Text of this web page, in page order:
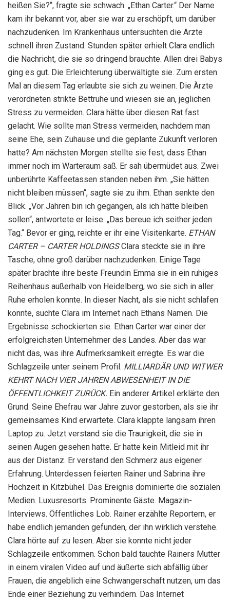
heißen Sie?“, fragte sie schwach. „Ethan Carter.“ Der Name
kam ihr bekannt vor, aber sie war zu erschöpft, um darüber
nachzudenken. Im Krankenhaus untersuchten die Ärzte
schnell ihren Zustand. Stunden später erhielt Clara endlich
die Nachricht, die sie so dringend brauchte. Allen drei Babys
ging es gut. Die Erleichterung überwältigte sie. Zum ersten
Mal an diesem Tag erlaubte sie sich zu weinen. Die Ärzte
verordneten strikte Bettruhe und wiesen sie an, jeglichen
Stress zu vermeiden. Clara hätte über diesen Rat fast
gelacht. Wie sollte man Stress vermeiden, nachdem man
seine Ehe, sein Zuhause und die geplante Zukunft verloren
hatte? Am nächsten Morgen stellte sie fest, dass Ethan
immer noch im Warteraum saß. Er sah übermüdet aus. Zwei
unberührte Kaffeetassen standen neben ihm. „Sie hätten
nicht bleiben müssen“, sagte sie zu ihm. Ethan senkte den
Blick. „Vor Jahren bin ich gegangen, als ich hätte bleiben
sollen“, antwortete er leise. „Das bereue ich seither jeden
Tag.“ Bevor er ging, reichte er ihr eine Visitenkarte. ETHAN
CARTER – CARTER HOLDINGSClara steckte sie in ihre
Tasche, ohne groß darüber nachzudenken. Einige Tage
später brachte ihre beste Freundin Emma sie in ein ruhiges
Reihenhaus außerhalb von Heidelberg, wo sie sich in aller
Ruhe erholen konnte. In dieser Nacht, als sie nicht schlafen
konnte, suchte Clara im Internet nach Ethans Namen. Die
Ergebnisse schockierten sie. Ethan Carter war einer der
erfolgreichsten Unternehmer des Landes. Aber das war
nicht das, was ihre Aufmerksamkeit erregte. Es war die
Schlagzeile unter seinem Profil. MILLIARDÄR UND WITWER
KEHRT NACH VIER JAHREN ABWESENHEIT IN DIE
ÖFFENTLICHKEIT ZURÜCK. Ein anderer Artikel erklärte den
Grund. Seine Ehefrau war Jahre zuvor gestorben, als sie ihr
gemeinsames Kind erwartete. Clara klappte langsam ihren
Laptop zu. Jetzt verstand sie die Traurigkeit, die sie in
seinen Augen gesehen hatte. Er hatte kein Mitleid mit ihr
aus der Distanz. Er verstand den Schmerz aus eigener
Erfahrung. Unterdessen feierten Rainer und Sabrina ihre
Hochzeit in Kitzbühel. Das Ereignis dominierte die sozialen
Medien. Luxusresorts. Prominente Gäste. Magazin-
Interviews. Öffentliches Lob. Rainer erzählte Reportern, er
habe endlich jemanden gefunden, der ihn wirklich verstehe.
Clara hörte auf zu lesen. Aber sie konnte nicht jeder
Schlagzeile entkommen. Schon bald tauchte Rainers Mutter
in einem viralen Video auf und äußerte sich abfällig über
Frauen, die angeblich eine Schwangerschaft nutzen, um das
Ende einer Beziehung zu verhindern. Das Internet